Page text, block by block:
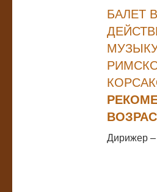
БАЛЕТ
Дирижер